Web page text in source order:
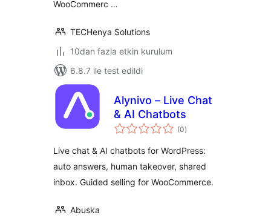
WooCommerc …
TECHenya Solutions
10dan fazla etkin kurulum
6.8.7 ile test edildi
Alynivo – Live Chat
& AI Chatbots
(0toplam
puan
)
Live chat & AI chatbots for WordPress:
auto answers, human takeover, shared
inbox. Guided selling for WooCommerce.
Abuska